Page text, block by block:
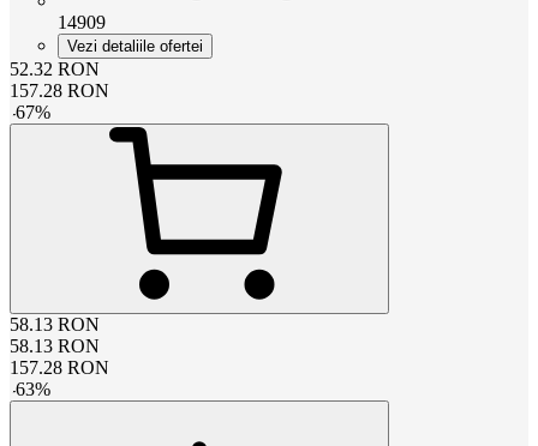
14909
Vezi detaliile ofertei
52.32 RON
157.28 RON
-67%
58.13 RON
58.13 RON
157.28 RON
-63%